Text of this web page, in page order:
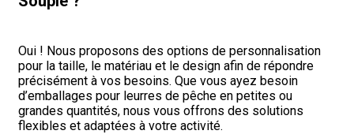
Oui ! Nous proposons des options de personnalisation
pour la taille, le matériau et le design afin de répondre
précisément à vos besoins. Que vous ayez besoin
d’emballages pour leurres de pêche en petites ou
grandes quantités, nous vous offrons des solutions
flexibles et adaptées à votre activité.